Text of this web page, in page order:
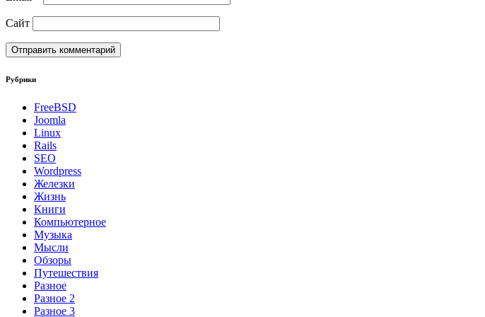
Сайт
Рубрики
FreeBSD
Joomla
Linux
Rails
SEO
Wordpress
Железки
Жизнь
Книги
Компьютерное
Музыка
Мысли
Обзоры
Путешествия
Разное
Разное 2
Разное 3